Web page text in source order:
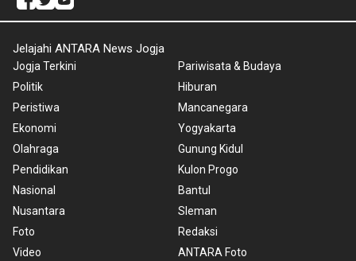
Jelajahi ANTARA News Jogja
Jogja Terkini
Politik
Peristiwa
Ekonomi
Olahraga
Pendidikan
Nasional
Nusantara
Foto
Video
Pariwisata & Budaya
Hiburan
Mancanegara
Yogyakarta
Gunung Kidul
Kulon Progo
Bantul
Sleman
Redaksi
ANTARA Foto